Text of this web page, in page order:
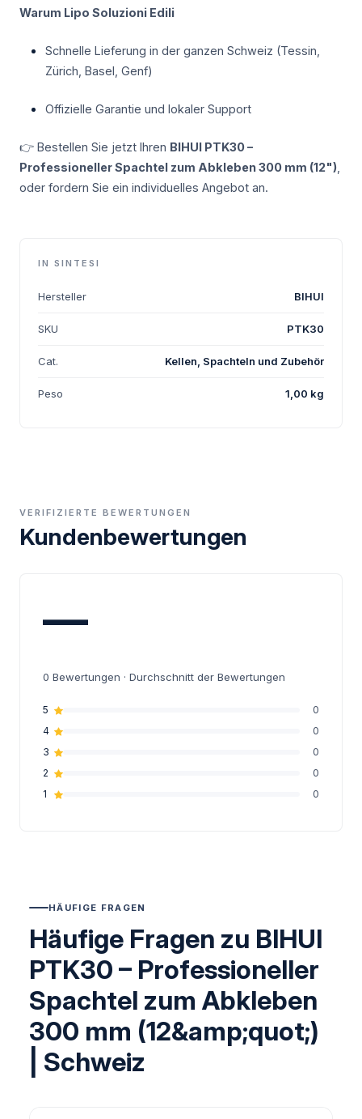
Warum Lipo Soluzioni Edili
Schnelle Lieferung in der ganzen Schweiz (Tessin,
Zürich, Basel, Genf)
Offizielle Garantie und lokaler Support
👉 Bestellen Sie jetzt Ihren BIHUI PTK30 –
Professioneller Spachtel zum Abkleben 300 mm (12")
oder fordern Sie ein individuelles Angebot an.
IN SINTESI
Hersteller BIHUI
SKU PTK30
Cat. Kellen, Spachteln und Zubehör
Peso 1,00 kg
VERIFIZIERTE BEWERTUNGEN
Kundenbewertungen
—
0 Bewertungen · Durchschnitt der Bewertungen
5
0
4
0
3
0
2
0
1
0
HÄUFIGE FRAGEN
Häufige Fragen zu BIHUI
PTK30 – Professioneller
Spachtel zum Abkleben
300 mm (12&amp;quot;)
| Schweiz